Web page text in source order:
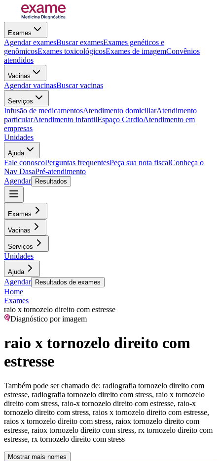
Exames
Agendar examesBuscar examesExames genéticos e
genômicosExames toxicológicosExames de imagemConvênios
atendidos
Vacinas
Agendar vacinasBuscar vacinas
Serviços
Infusão de medicamentosAtendimento domiciliarAtendimento
particularAtendimento infantilEspaço CardioAtendimento em
empresas
Unidades
Ajuda
Fale conoscoPerguntas frequentesPeça sua nota fiscalConheça o
Nav DasaPré-atendimento
Agendar
Resultados
Exames
Vacinas
Serviços
Unidades
Ajuda
Agendar Resultados de exames
Home
Exames
raio x tornozelo direito com estresse
Diagnóstico por imagem
raio x tornozelo direito com
estresse
Também pode ser chamado de: radiografia tornozelo direito com
estresse, radiografia tornozelo direito com stress, raio x tornozelo
direito com stress, raio-x tornozelo direito com estresse, raio-x
tornozelo direito com stress, raios x tornozelo direito com estresse,
raios x tornozelo direito com stress, raiox tornozelo direito com
estresse, raiox tornozelo direito com stress, rx tornozelo direito com
estresse, rx tornozelo direito com stress
Mostrar mais nomes